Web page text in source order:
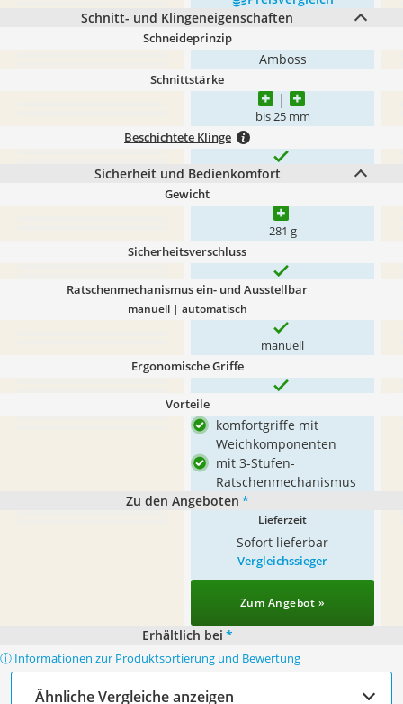
Schnitt- und Klingeneigenschaften
Schneideprinzip
Amboss
Schnittstärke
bis 25 mm
Beschichtete Klinge
Sicherheit und Bedienkomfort
Gewicht
281 g
Sicherheitsverschluss
Ratschenmechanismus ein- und Ausstellbar
manuell | automatisch
manuell
Ergonomische Griffe
Vorteile
komfortgriffe mit
Weichkomponenten
mit 3-Stufen-
Ratschenmechanismus
Zu den Angeboten *
Lieferzeit
Sofort lieferbar
Vergleichssieger
Zum Angebot »
Erhältlich bei *
ⓘ Informationen zur Produktsortierung und Bewertung
Ähnliche Vergleiche anzeigen